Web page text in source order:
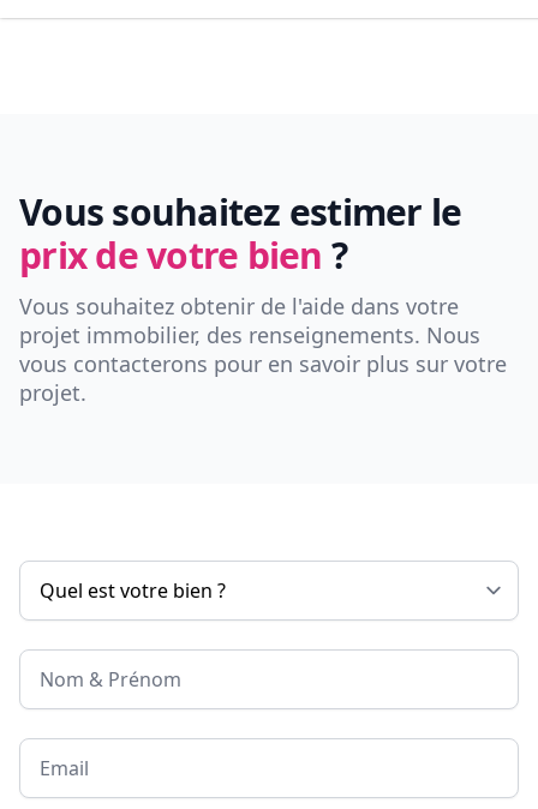
Vous souhaitez estimer le
prix de votre bien ?
Vous souhaitez obtenir de l'aide dans votre
projet immobilier, des renseignements. Nous
vous contacterons pour en savoir plus sur votre
projet.
Nom & Prénom
Email